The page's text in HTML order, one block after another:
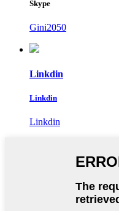
Skype
Gini2050
Linkdin
Linkdin
Linkdin